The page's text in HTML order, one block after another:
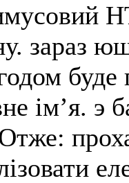
зараз
імʼя. э